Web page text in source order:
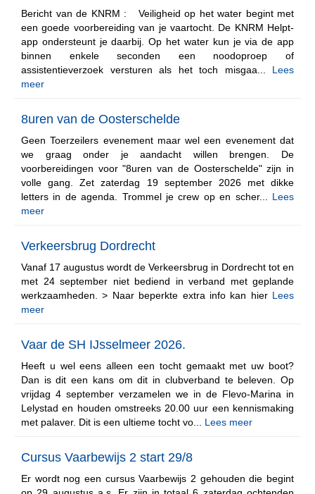
Bericht van de KNRM : Veiligheid op het water begint met
een goede voorbereiding van je vaartocht. De KNRM Helpt-
app ondersteunt je daarbij. Op het water kun je via de app
binnen enkele seconden een noodoproep of
assistentieverzoek versturen als het toch misgaa... Lees
meer
8uren van de Oosterschelde
Geen Toerzeilers evenement maar wel een evenement dat
we graag onder je aandacht willen brengen. De
voorbereidingen voor "8uren van de Oosterschelde" zijn in
volle gang. Zet zaterdag 19 september 2026 met dikke
letters in de agenda. Trommel je crew op en scher... Lees
meer
Verkeersbrug Dordrecht
Vanaf 17 augustus wordt de Verkeersbrug in Dordrecht tot en
met 24 september niet bediend in verband met geplande
werkzaamheden. > Naar beperkte extra info kan hier Lees
meer
Vaar de SH IJsselmeer 2026.
Heeft u wel eens alleen een tocht gemaakt met uw boot?
Dan is dit een kans om dit in clubverband te beleven. Op
vrijdag 4 september verzamelen we in de Flevo-Marina in
Lelystad en houden omstreeks 20.00 uur een kennismaking
met palaver. Dit is een ultieme tocht vo... Lees meer
Cursus Vaarbewijs 2 start 29/8
Er wordt nog een cursus Vaarbewijs 2 gehouden die begint